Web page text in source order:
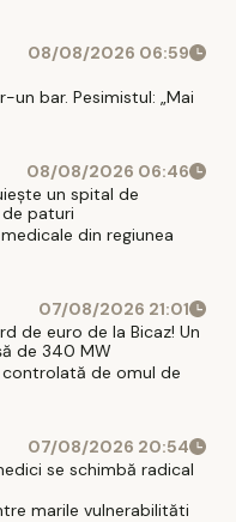
08/08/2026 06:59
bar. Pesimistul: „Mai
08/08/2026 06:46
un spital de
paturi
din regiunea
07/08/2026 21:01
de euro de la Bicaz! Un
de 340 MW
controlată de omul de
07/08/2026 20:54
se schimbă radical
marile vulnerabilităti